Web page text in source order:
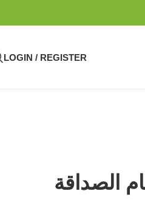
LOGIN / REGISTER
الصداقة